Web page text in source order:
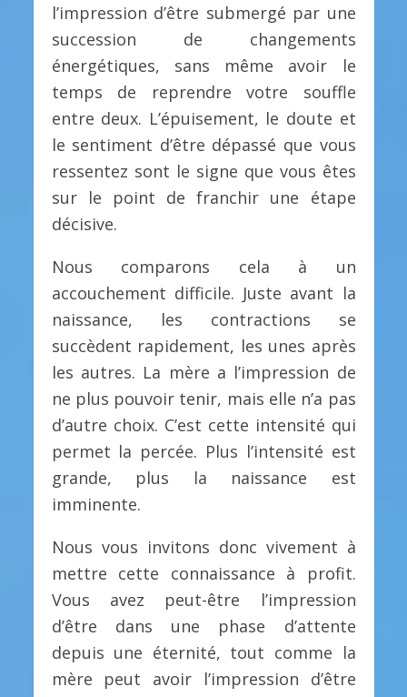
l’impression d’être submergé par une
succession de changements
énergétiques, sans même avoir le
temps de reprendre votre souffle
entre deux. L’épuisement, le doute et
le sentiment d’être dépassé que vous
ressentez sont le signe que vous êtes
sur le point de franchir une étape
décisive.
Nous comparons cela à un
accouchement difficile. Juste avant la
naissance, les contractions se
succèdent rapidement, les unes après
les autres. La mère a l’impression de
ne plus pouvoir tenir, mais elle n’a pas
d’autre choix. C’est cette intensité qui
permet la percée. Plus l’intensité est
grande, plus la naissance est
imminente.
Nous vous invitons donc vivement à
mettre cette connaissance à profit.
Vous avez peut-être l’impression
d’être dans une phase d’attente
depuis une éternité, tout comme la
mère peut avoir l’impression d’être